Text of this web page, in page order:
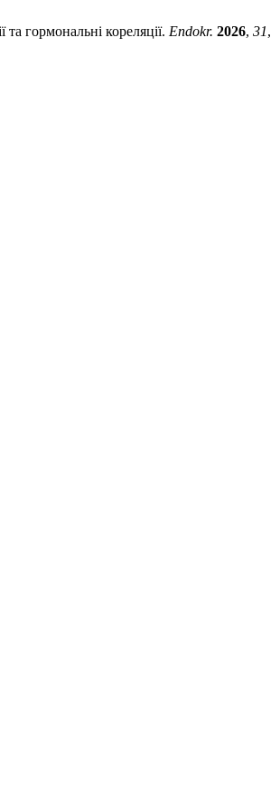
гормональні кореляції. Endokr. 2026, 31,